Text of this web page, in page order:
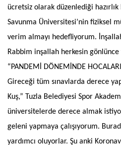
ücretsiz olarak düzenlediği
Savunma Üniversitesi’nin fiziksel
verim almayı hedefliyorum.
Rabbim inşallah herkesin
“PANDEMİ DÖNEMİNDE
Gireceği tüm sınavlarda derece
Kuş,” Tuzla Belediyesi Spor
üniversitelerde derece almak
geleni yapmaya çalışıyorum.
yardımcı oluyorlar. Şu anki